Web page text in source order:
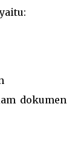
dokumen